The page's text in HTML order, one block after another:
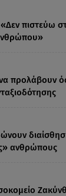
πιστεύω
προλάβουν
ανθρώπους